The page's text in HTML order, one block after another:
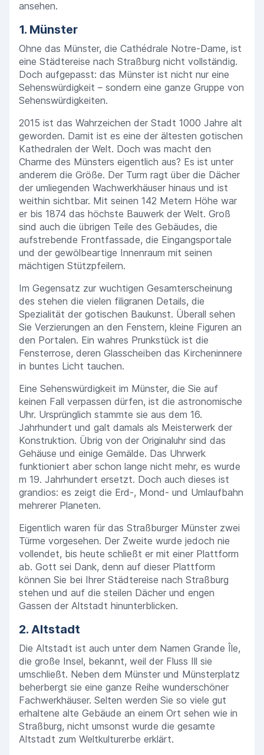
ansehen.
1. Münster
Ohne das Münster, die Cathédrale Notre-Dame, ist
eine Städtereise nach Straßburg nicht vollständig.
Doch aufgepasst: das Münster ist nicht nur eine
Sehenswürdigkeit – sondern eine ganze Gruppe von
Sehenswürdigkeiten.
2015 ist das Wahrzeichen der Stadt 1000 Jahre alt
geworden. Damit ist es eine der ältesten gotischen
Kathedralen der Welt. Doch was macht den
Charme des Münsters eigentlich aus? Es ist unter
anderem die Größe. Der Turm ragt über die Dächer
der umliegenden Wachwerkhäuser hinaus und ist
weithin sichtbar. Mit seinen 142 Metern Höhe war
er bis 1874 das höchste Bauwerk der Welt. Groß
sind auch die übrigen Teile des Gebäudes, die
aufstrebende Frontfassade, die Eingangsportale
und der gewölbeartige Innenraum mit seinen
mächtigen Stützpfeilern.
Im Gegensatz zur wuchtigen Gesamterscheinung
des stehen die vielen filigranen Details, die
Spezialität der gotischen Baukunst. Überall sehen
Sie Verzierungen an den Fenstern, kleine Figuren an
den Portalen. Ein wahres Prunkstück ist die
Fensterrose, deren Glasscheiben das Kircheninnere
in buntes Licht tauchen.
Eine Sehenswürdigkeit im Münster, die Sie auf
keinen Fall verpassen dürfen, ist die astronomische
Uhr. Ursprünglich stammte sie aus dem 16.
Jahrhundert und galt damals als Meisterwerk der
Konstruktion. Übrig von der Originaluhr sind das
Gehäuse und einige Gemälde. Das Uhrwerk
funktioniert aber schon lange nicht mehr, es wurde
m 19. Jahrhundert ersetzt. Doch auch dieses ist
grandios: es zeigt die Erd-, Mond- und Umlaufbahn
mehrerer Planeten.
Eigentlich waren für das Straßburger Münster zwei
Türme vorgesehen. Der Zweite wurde jedoch nie
vollendet, bis heute schließt er mit einer Plattform
ab. Gott sei Dank, denn auf dieser Plattform
können Sie bei Ihrer Städtereise nach Straßburg
stehen und auf die steilen Dächer und engen
Gassen der Altstadt hinunterblicken.
2. Altstadt
Die Altstadt ist auch unter dem Namen Grande Île,
die große Insel, bekannt, weil der Fluss Ill sie
umschließt. Neben dem Münster und Münsterplatz
beherbergt sie eine ganze Reihe wunderschöner
Fachwerkhäuser. Selten werden Sie so viele gut
erhaltene alte Gebäude an einem Ort sehen wie in
Straßburg, nicht umsonst wurde die gesamte
Altstadt zum Weltkulturerbe erklärt.